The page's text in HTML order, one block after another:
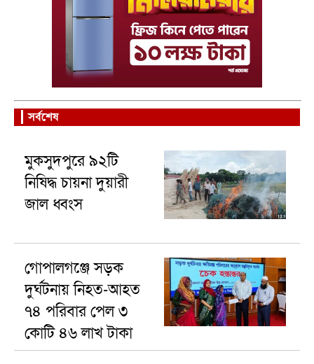
সর্বশেষ
মুকসুদপুরে ৯২টি
নিষিদ্ধ চায়না দুয়ারী
জাল ধ্বংস
গোপালগঞ্জে সড়ক
দুর্ঘটনায় নিহত-আহত
৭৪ পরিবার পেল ৩
কোটি ৪৬ লাখ টাকা